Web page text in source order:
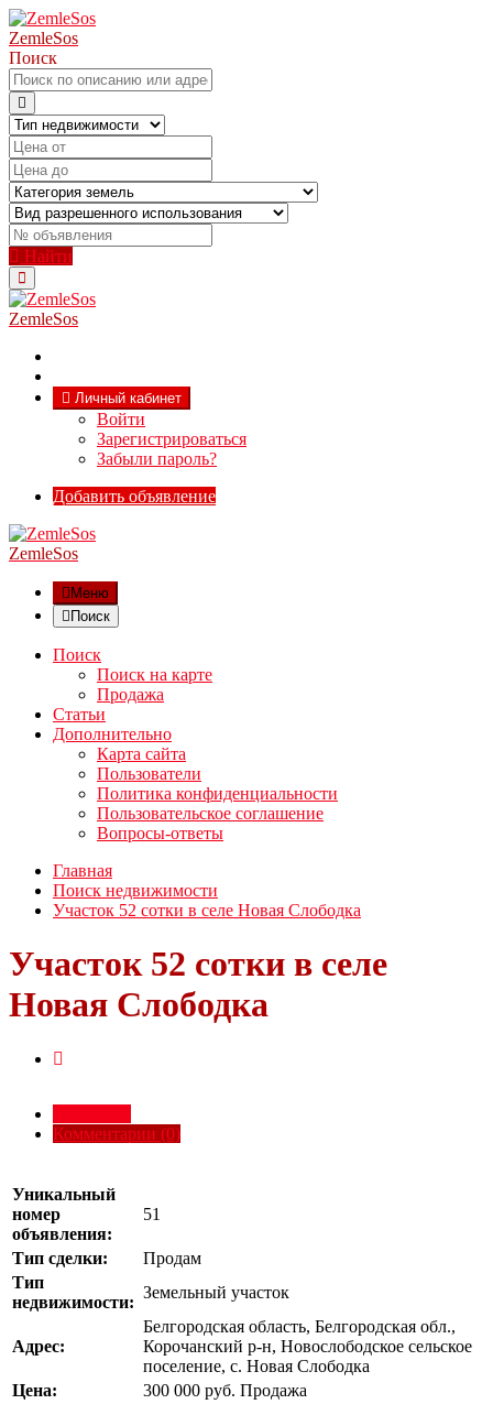
ZemleSos
Поиск
Найти
ZemleSos
Личный кабинет
Войти
Зарегистрироваться
Забыли пароль?
Добавить объявление
ZemleSos
Меню
Поиск
Поиск
Поиск на карте
Продажа
Статьи
Дополнительно
Карта сайта
Пользователи
Политика конфиденциальности
Пользовательское соглашение
Вопросы-ответы
Главная
Поиск недвижимости
Участок 52 сотки в селе Новая Слободка
Участок 52 сотки в селе
Новая Слободка
Комментарии (0)
Уникальный
номер
объявления:
51
Тип сделки:
Продам
Тип
недвижимости:
Земельный участок
Адрес:
Белгородская область, Белгородская обл.,
Корочанский р-н, Новослободское сельское
поселение, с. Новая Слободка
Цена:
300 000 руб. Продажа